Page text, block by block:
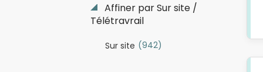
Affiner par Sur site /
Télétravrail
Sur site (942)